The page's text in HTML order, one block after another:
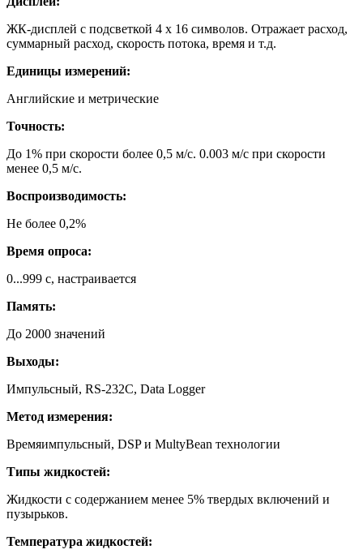
ЖК-дисплей с подсветкой 4 х 16 символов. Отражает расход,
суммарный расход, скорость потока, время и т.д.
Единицы измерений:
Английские и метрические
Точность:
До 1% при скорости более 0,5 м/с. 0.003 м/с при скорости
менее 0,5 м/с.
Воспроизводимость:
Не более 0,2%
Время опроса:
0...999 с, настраивается
Память:
До 2000 значений
Выходы:
Импульсный, RS-232С, Data Logger
Метод измерения:
Времяимпульсный, DSP и MultyBean технологии
Типы жидкостей:
Жидкости с содержанием менее 5% твердых включений и
пузырьков.
Температура жидкостей: